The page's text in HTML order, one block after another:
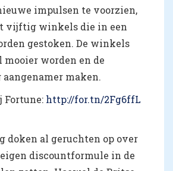
impulsen te voorzien,
vijftig winkels die in een
gestoken. De winkels
mooier worden en de
maken.
Fortune: http://for.tn/2Fg6ffL
doken al geruchten op over
eigen discountformule in de